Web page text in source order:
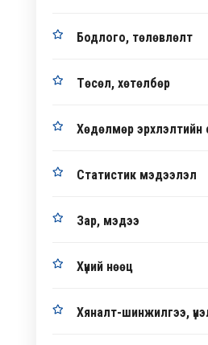
Бодлого, төлөвлөлт
Төсөл, хөтөлбөр
Хөдөлмөр эрхлэлтийн
Статистик мэдээлэл
Зар, мэдээ
Хүний нөөц
Хяналт-шинжилгээ,